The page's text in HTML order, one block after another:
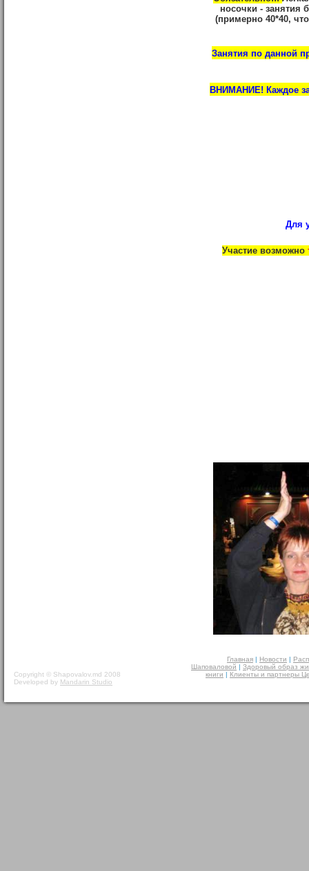
носочки - занятия
(примерно 40*40,
Занятия по данной
ВНИМАНИЕ! Каждое
Для
Участие возможно
Copyright © Shapovalov.md 2008
Developed by Mandarin Studio
Главная | Новости |
Шаповаловой | Здоровый образ
книги | Клиенты и партнеры